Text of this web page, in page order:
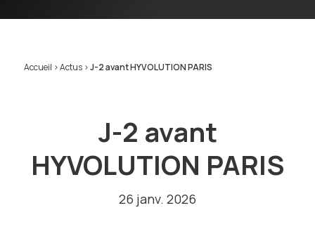
Accueil >Actus >J-2 avant HYVOLUTION PARIS
J-2 avant
HYVOLUTION PARIS
26 janv. 2026